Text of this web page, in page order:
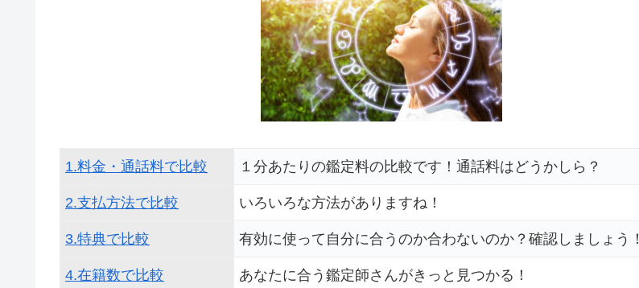
1.料金・通話料で比較 １分あたりの鑑定料の比較です！通話料はどうかしら？
2.支払方法で比較 いろいろな方法がありますね！
3.特典で比較 有効に使って自分に合うのか合わないのか？確認しましょう！
4.在籍数で比較 あなたに合う鑑定師さんがきっと見つかる！